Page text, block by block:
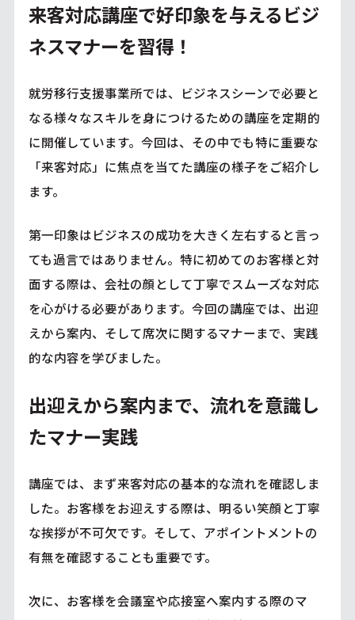
来客対応講座で好印象を与えるビジ
ネスマナーを習得！
就労移行支援事業所では、ビジネスシーンで必要と
なる様々なスキルを身につけるための講座を定期的
に開催しています。今回は、その中でも特に重要な
「来客対応」に焦点を当てた講座の様子をご紹介し
ます。
第一印象はビジネスの成功を大きく左右すると言っ
ても過言ではありません。特に初めてのお客様と対
面する際は、会社の顔として丁寧でスムーズな対応
を心がける必要があります。今回の講座では、出迎
えから案内、そして席次に関するマナーまで、実践
的な内容を学びました。
出迎えから案内まで、流れを意識し
たマナー実践
講座では、まず来客対応の基本的な流れを確認しま
した。お客様をお迎えする際は、明るい笑顔と丁寧
な挨拶が不可欠です。そして、アポイントメントの
有無を確認することも重要です。
次に、お客様を会議室や応接室へ案内する際のマ